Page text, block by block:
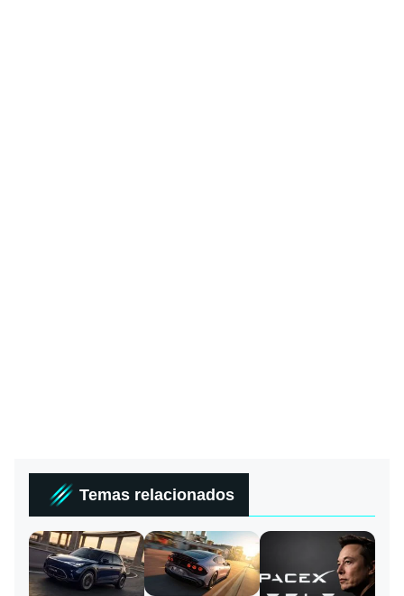
Temas relacionados